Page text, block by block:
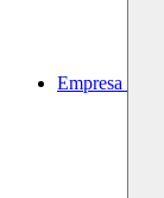
Empresa